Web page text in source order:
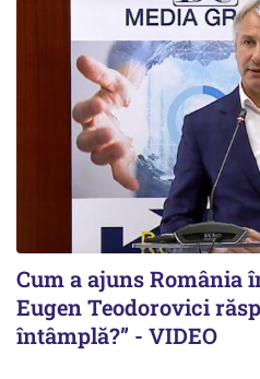
Cum a ajuns România
Eugen Teodorovici
întâmplă?” - VIDEO